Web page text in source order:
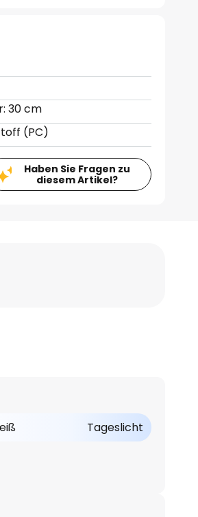
30 cm
(PC)
Haben Sie Fragen zu
diesem Artikel?
Tageslicht